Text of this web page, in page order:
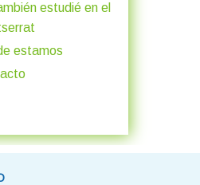
estudié en el
estamos